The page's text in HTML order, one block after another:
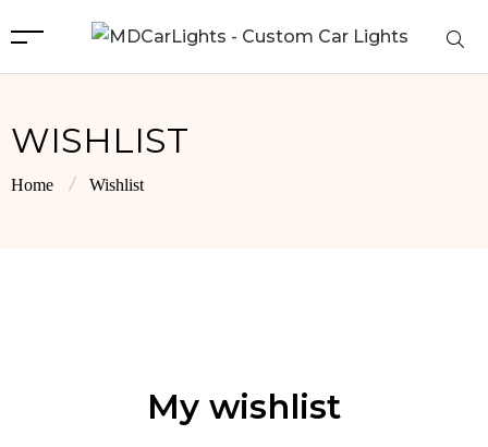
WISHLIST
Home Wishlist
My wishlist